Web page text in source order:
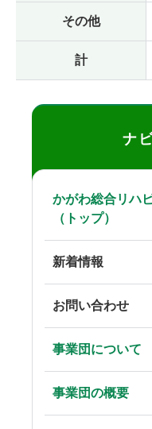
その他
計
ナ
かがわ総合リハ
（トップ）
新着情報
お問い合わせ
事業団について
事業団の概要